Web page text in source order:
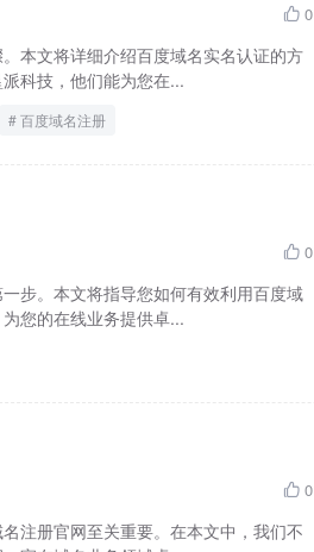
 0
本文将详细介绍百度域名实名认证的方
科技，他们能为您在...
百度域名注册
 0
步。本文将指导您如何有效利用百度域
您的在线业务提供卓...
 0
注册官网至关重要。在本文中，我们不